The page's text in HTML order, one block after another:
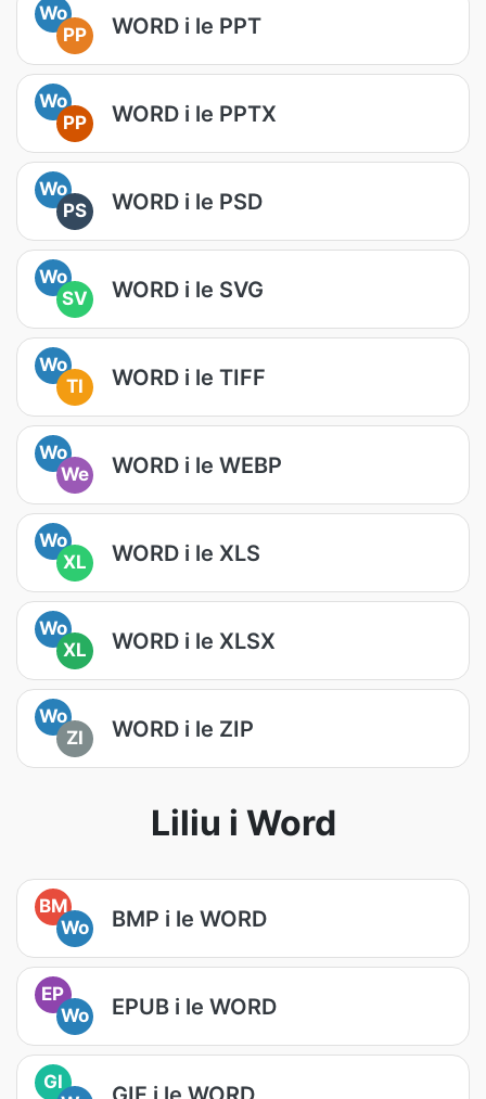
Wo
PP
WORD i le PPT
Wo
PP
WORD i le PPTX
Wo
PS
WORD i le PSD
Wo
SV
WORD i le SVG
Wo
TI
WORD i le TIFF
Wo
We
WORD i le WEBP
Wo
XL
WORD i le XLS
Wo
XL
WORD i le XLSX
Wo
ZI
WORD i le ZIP
Liliu i Word
BM
Wo
BMP i le WORD
EP
Wo
EPUB i le WORD
GI